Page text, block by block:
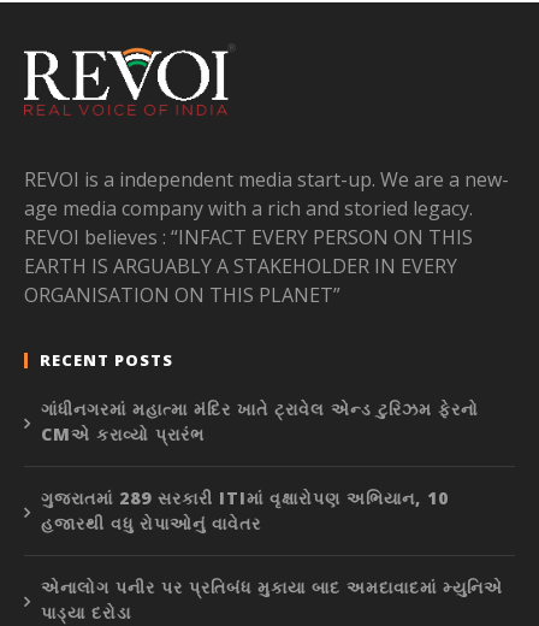
REVOI is a independent media start-up. We are a new-
age media company with a rich and storied legacy.
REVOI believes : “INFACT EVERY PERSON ON THIS
EARTH IS ARGUABLY A STAKEHOLDER IN EVERY
ORGANISATION ON THIS PLANET”
RECENT POSTS
ગાંધીનગરમાં મહાત્મા મંદિર ખાતે ટ્રાવેલ એન્ડ ટુરિઝમ ફેરનો
CMએ કરાવ્યો પ્રારંભ
ગુજરાતમાં 289 સરકારી ITIમાં વૃક્ષારોપણ અભિયાન, 10
હજારથી વધુ રોપાઓનું વાવેતર
એનાલોગ પનીર પર પ્રતિબંધ મુકાયા બાદ અમદાવાદમાં મ્યુનિએ
પાડ્યા દરોડા